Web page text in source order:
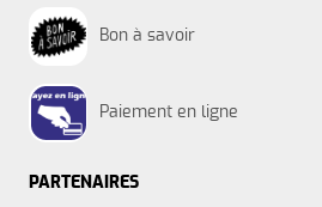
Bon à savoir
Paiement en ligne
PARTENAIRES